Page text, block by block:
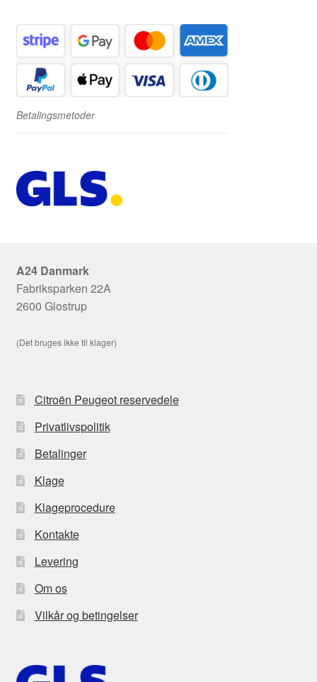
Betalingsmetoder
A24 Danmark
Fabriksparken 22A
2600 Glostrup
(Det bruges ikke til klager)
Citroën Peugeot reservedele
Privatlivspolitik
Betalinger
Klage
Klageprocedure
Kontakte
Levering
Om os
Vilkår og betingelser